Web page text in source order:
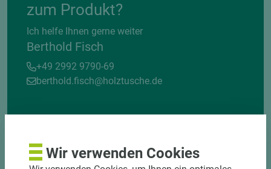
zum Produkt?
Ich helfe Ihnen gerne weiter
Berthold Fisch
+49 2992 9790-69
berthold.fisch@holztusche.de
Wir verwenden Cookies